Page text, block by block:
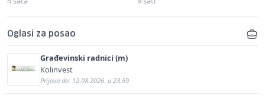
Oglasi za posao
Građevinski radnici (m)
Kolinvest
Prijava do: 12.08.2026. u 23:59